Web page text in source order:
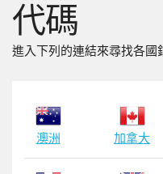
代碼
進入下列的連結來尋找各國
澳洲 加拿大